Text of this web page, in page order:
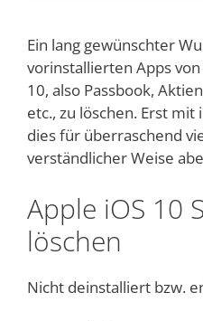
Ein lang gewünschter
vorinstallierten Apps
10, also Passbook,
etc., zu löschen. Erst
dies für überraschend
verständlicher Weise
Apple iOS 10
löschen
Nicht deinstalliert bzw.